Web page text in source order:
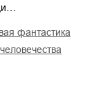
фантастика